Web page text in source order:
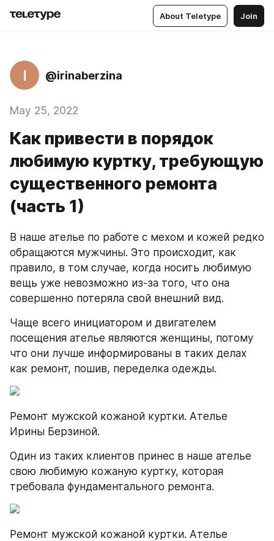
About Teletype Join
I @irinaberzina
May 25, 2022
Как привести в порядок
любимую куртку, требующую
существенного ремонта
(часть 1)
В наше ателье по работе с мехом и кожей редко
обращаются мужчины. Это происходит, как
правило, в том случае, когда носить любимую
вещь уже невозможно из-за того, что она
совершенно потеряла свой внешний вид.
Чаще всего инициатором и двигателем
посещения ателье являются женщины, потому
что они лучше информированы в таких делах
как ремонт, пошив, переделка одежды.
Ремонт мужской кожаной куртки. Ателье
Ирины Берзиной.
Один из таких клиентов принес в наше ателье
свою любимую кожаную куртку, которая
требовала фундаментального ремонта.
Ремонт мужской кожаной куртки. Ателье